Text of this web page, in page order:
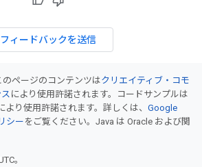
フィードバックを送信
ページのコンテンツはクリエイティブ・コモ
により使用許諾されます。コードサンプルは
より使用許諾されます。詳しくは、 Google
シー をご覧ください。Java は Oracle および関
。